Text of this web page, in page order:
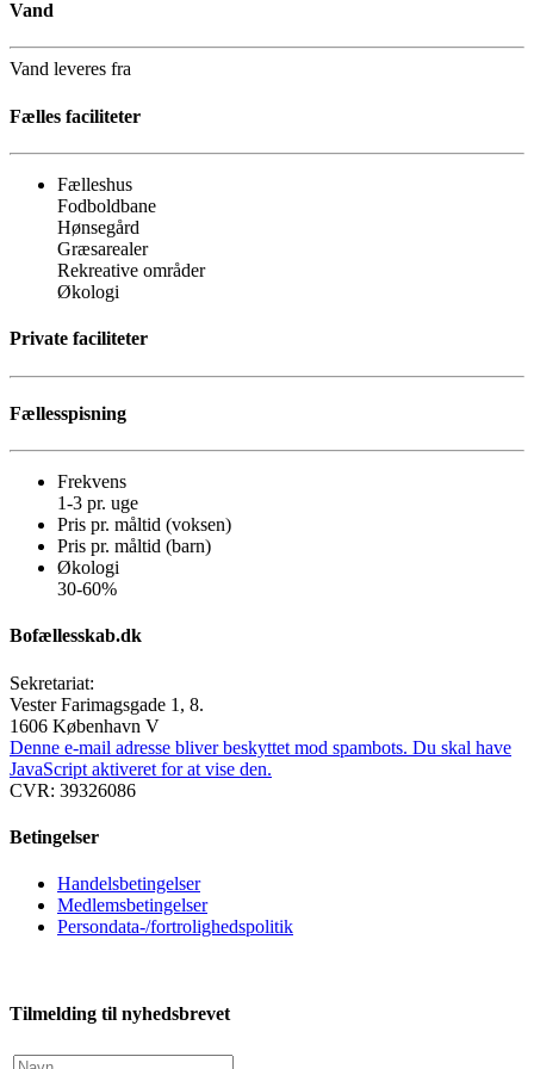
Vand
Vand leveres fra
Fælles faciliteter
Fælleshus
Fodboldbane
Hønsegård
Græsarealer
Rekreative områder
Økologi
Private faciliteter
Fællesspisning
Frekvens
1-3 pr. uge
Pris pr. måltid (voksen)
Pris pr. måltid (barn)
Økologi
30-60%
Bofællesskab.dk
Sekretariat:
Vester Farimagsgade 1, 8.
1606 København V
Denne e-mail adresse bliver beskyttet mod spambots. Du skal have
JavaScript aktiveret for at vise den.
CVR: 39326086
Betingelser
Handelsbetingelser
Medlemsbetingelser
Persondata-/fortrolighedspolitik
Tilmelding til nyhedsbrevet